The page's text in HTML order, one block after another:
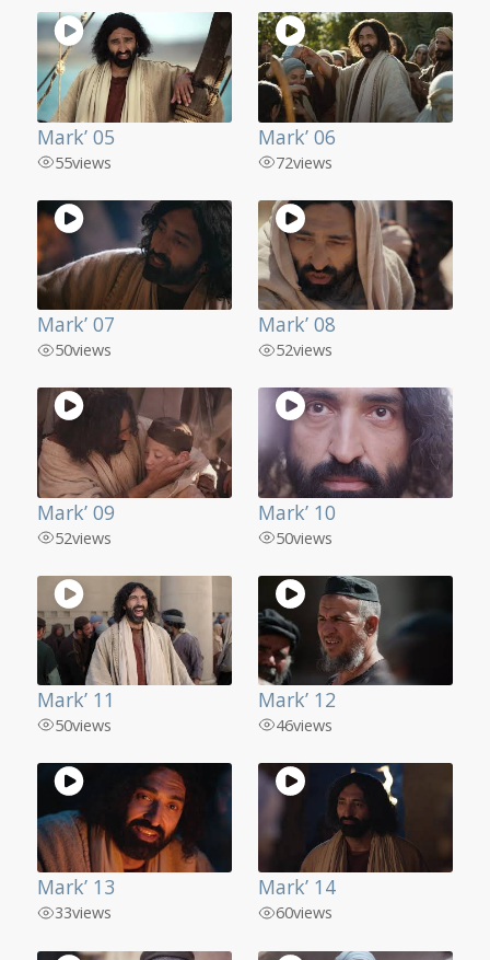
Mark’ 05
55views
Mark’ 06
72views
Mark’ 07
50views
Mark’ 08
52views
Mark’ 09
52views
Mark’ 10
50views
Mark’ 11
50views
Mark’ 12
46views
Mark’ 13
33views
Mark’ 14
60views